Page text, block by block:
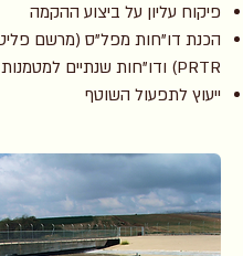
פיקוח עליון על ביצוע ההקמה
הכנת דו"חות מפל"ס (מרשם
PRTR) ודו"חות שנתיים למטמנות
ייעוץ לתפעול השוטף